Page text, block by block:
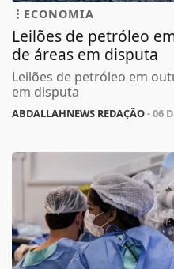
ECONOMIA
Leilões de petróleo
de áreas em disputa
Leilões de petróleo em
em disputa
ABDALLAHNEWS REDAÇÃO- 06